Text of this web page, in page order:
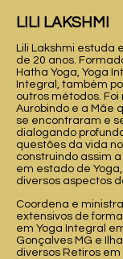
LILI LAKSHMI
Lili Lakshmi estuda
de 20 anos.
Hatha Yoga, Yoga
Integral, também
outros métodos. Foi
Aurobindo e a Mãe
se encontraram e
dialogando
questões da vida
construindo assim
em estado de
diversos aspectos
Coordena e
extensivos de
em Yoga Integral
Gonçalves MG e
diversos Retiros